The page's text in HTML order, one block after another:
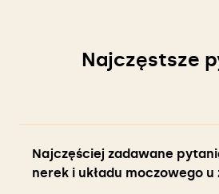
Najczęstsze
Najczęściej zadawane
nerek i układu moczowego